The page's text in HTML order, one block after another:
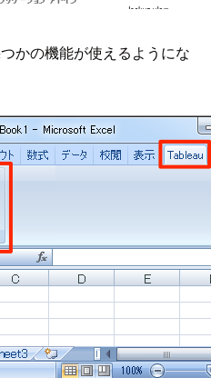
かの機能が使えるようにな